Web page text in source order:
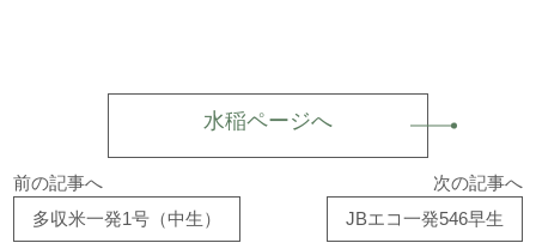
水稲ページへ
前の記事へ
多収米一発1号（中生）
次の記事へ
JBエコ一発546早生